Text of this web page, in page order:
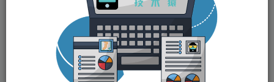
您当前未登录！建议登录后购买，可保存购买订单。
stalker
2年前更新